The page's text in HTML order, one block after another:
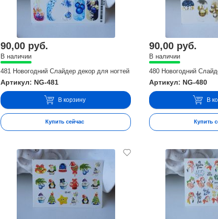
90,00 руб.
В наличии
481 Новогодний Слайдер декор для ногтей
Артикул: NG-481
В корзину
Купить сейчас
90,00 руб.
В наличии
480 Новогодний
Артикул: NG-480
В
Купить